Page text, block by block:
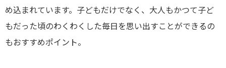
め込まれています。子どもだけでなく、大人もかつて子ど
もだった頃のわくわくした毎日を思い出すことができるの
もおすすめポイント。